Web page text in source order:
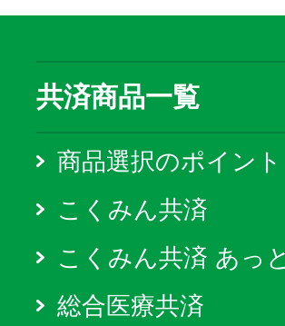
共済商品一覧
商品選択のポイント
こくみん共済
こくみん共済 あっと
総合医療共済